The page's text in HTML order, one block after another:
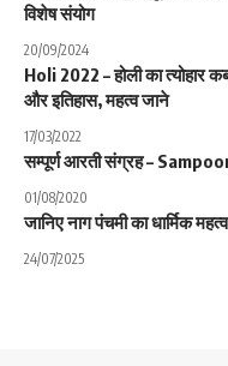
विशेष संयोग
20/09/2024
Holi 2022 – होली का त्योहार
और इतिहास, महत्व जाने
17/03/2022
सम्पूर्ण आरती संग्रह –
01/08/2020
जानिए नाग पंचमी का धार्मिक
24/07/2025